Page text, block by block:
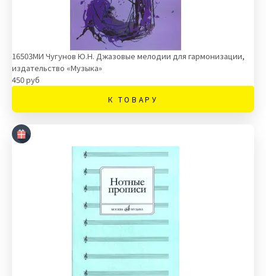
16503МИ Чугунов Ю.Н. Джазовые мелодии для гармонизации,
издательство «Музыка»
450 руб
К ТОВАРУ